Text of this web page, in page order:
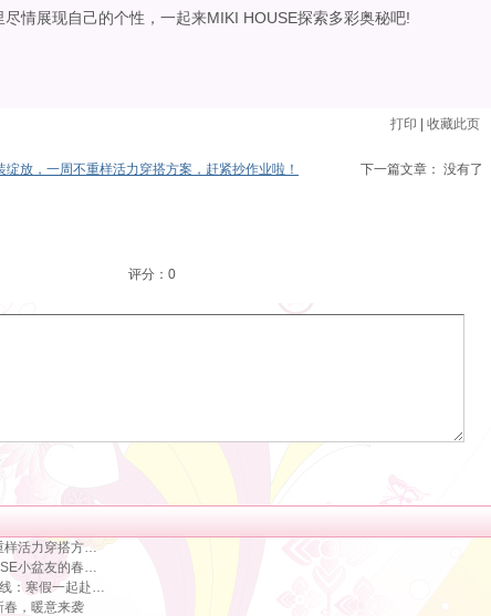
情展现自己的个性，一起来MIKI HOUSE探索多彩奥秘吧!
打印 收藏此页
绽放，一周不重样活力穿搭方案，赶紧抄作业啦！ 下一篇文章： 没有了
评分： 0
样活力穿搭方…
小盆友的春…
：寒假一起赴…
春，暖意来袭